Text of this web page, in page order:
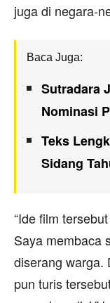
juga di negara-
Baca Juga:
Sutradara
Nominasi
Teks
Sidang
“Ide film
Saya membaca
diserang warga.
pun turis